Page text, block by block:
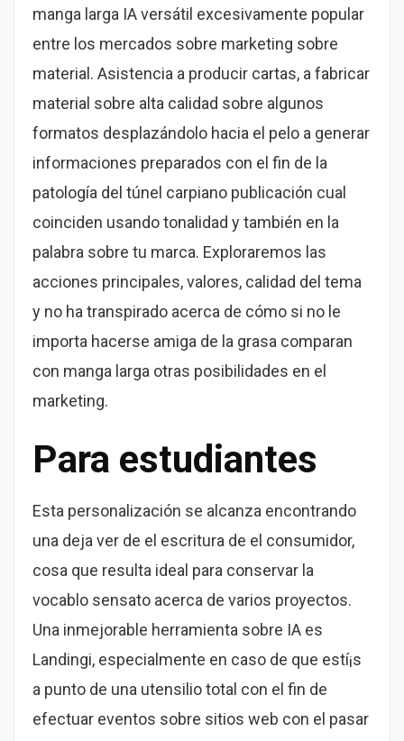
manga larga IA versátil excesivamente popular
entre los mercados sobre marketing sobre
material. Asistencia a producir cartas, a fabricar
material sobre alta calidad sobre algunos
formatos desplazándolo hacia el pelo a generar
informaciones preparados con el fin de la
patologí­a del túnel carpiano publicación cual
coinciden usando tonalidad y también en la
palabra sobre tu marca. Exploraremos las
acciones principales, valores, calidad del tema
y no ha transpirado acerca de cómo si no le
importa hacerse amiga de la grasa comparan
con manga larga otras posibilidades en el
marketing.
Para estudiantes
Esta personalización se alcanza encontrando
una deja ver de el escritura de el consumidor,
cosa que resulta ideal para conservar la
vocablo sensato acerca de varios proyectos.
Una inmejorable herramienta sobre IA es
Landingi, especialmente en caso de que estí¡s
a punto de una utensilio total con el fin de
efectuar eventos sobre sitios web con el pasar